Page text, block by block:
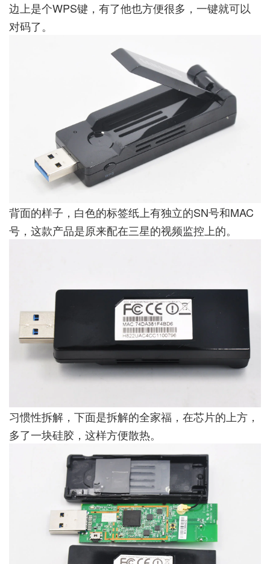
边上是个WPS键，有了他也方便很多，一键就可以
对码了。
背面的样子，白色的标签纸上有独立的SN号和MAC
号，这款产品是原来配在三星的视频监控上的。
习惯性拆解，下面是拆解的全家福，在芯片的上方，
多了一块硅胶，这样方便散热。